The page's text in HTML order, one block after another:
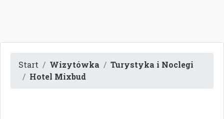
Start Wizytówka
Turystyka i Noclegi
Hotel Mixbud